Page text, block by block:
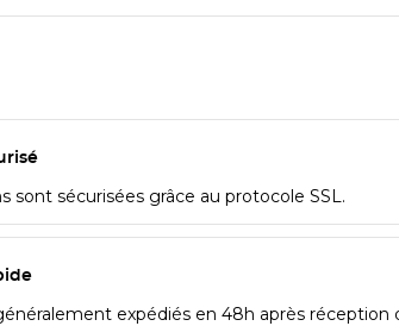
sont sécurisées grâce au protocole SSL.
expédiés en 48h après réception